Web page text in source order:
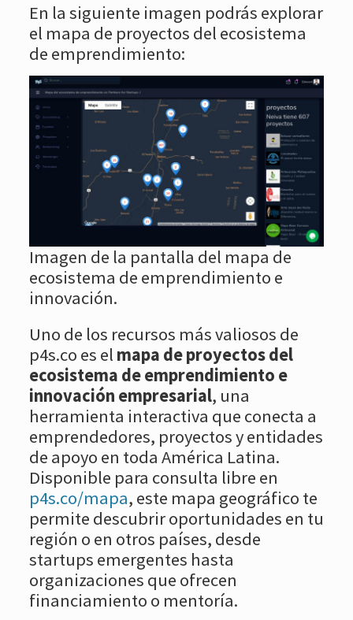
En la siguiente imagen podrás explorar
el mapa de proyectos del ecosistema
de emprendimiento:
Imagen de la pantalla del mapa de
ecosistema de emprendimiento e
innovación.
Uno de los recursos más valiosos de
p4s.co es el mapa de proyectos del
ecosistema de emprendimiento e
innovación empresarial, una
herramienta interactiva que conecta a
emprendedores, proyectos y entidades
de apoyo en toda América Latina.
Disponible para consulta libre en
p4s.co/mapa, este mapa geográfico te
permite descubrir oportunidades en tu
región o en otros países, desde
startups emergentes hasta
organizaciones que ofrecen
financiamiento o mentoría.